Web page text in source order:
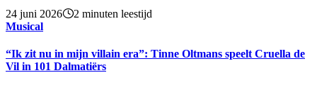
24 juni 2026
2 minuten leestijd
Musical
“Ik zit nu in mijn villain era”: Tinne Oltmans speelt Cruella de
Vil in 101 Dalmatiërs